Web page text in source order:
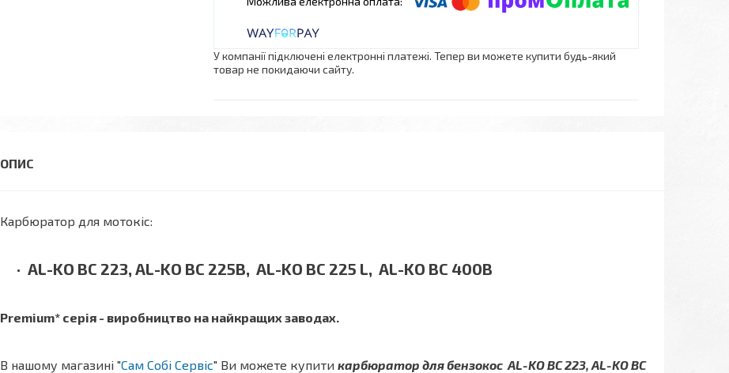
У компанії підключені електронні платежі. Тепер ви можете купити будь-який
товар не покидаючи сайту.
Карбюратор для мотокіс:
AL-KO BC 223, AL-KO BC 225B, AL-KO BC 225 L, AL-KO BC 400B
Premium* серія - виробництво на найкращих заводах.
В нашому магазині "Сам Собі Сервіс" Ви можете купити карбюратор для бензокос AL-KO BC 223, AL-KO BC